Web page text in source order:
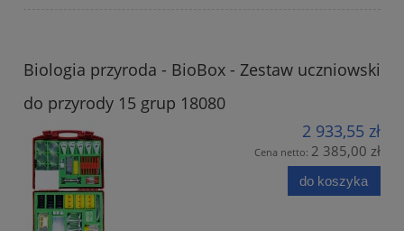
Biologia przyroda - BioBox - Zestaw uczniowski
do przyrody 15 grup 18080
2 933,55 zł
Cena netto: 2 385,00 zł
do koszyka